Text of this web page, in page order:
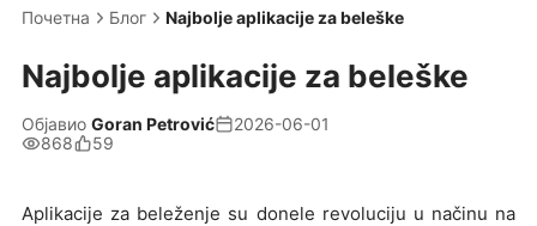
Почетна Блог Najbolje aplikacije za beleške
Najbolje aplikacije za beleške
Објавио Goran Petrović
2026-06-01
868
59
Aplikacije za beleženje su donele revoluciju u načinu na